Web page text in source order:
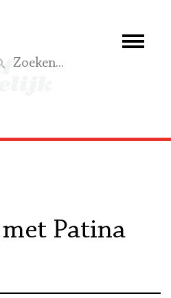
we doen
Patina